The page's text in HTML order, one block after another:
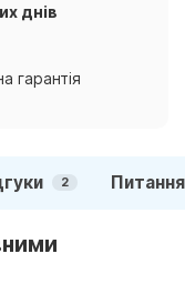
днів
гарантія
2